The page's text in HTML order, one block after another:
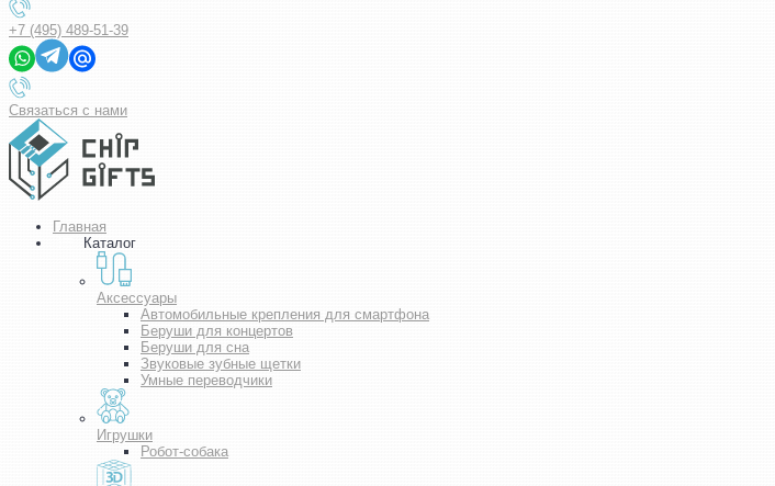
+7 (495) 489-51-39
Связаться с нами
Главная
Каталог
Аксессуары
Автомобильные крепления для смартфона
Беруши для концертов
Беруши для сна
Звуковые зубные щетки
Умные переводчики
Игрушки
Робот-собака